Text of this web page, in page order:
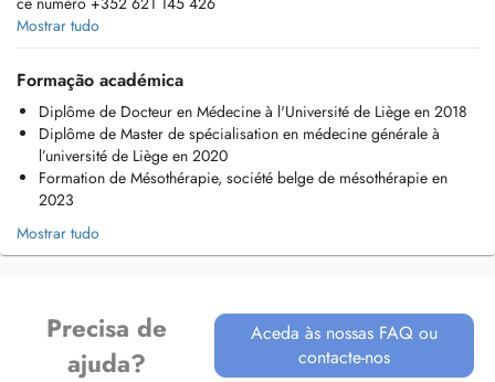
- Consultation de suivi des maladies chroniques
- Consultations pédiatriques
- Petite chirurgie: réalisation d'actes chirurgicaux simples au cabinet
(ex: sutures, retrait de petites lésions cutanées)
- Dermoscopie: dépistage et surveillance des grains de beauté
Mostrar tudo
Formação académica
Diplôme de Docteur en Médecine à l'Université de Liège en 2018
Diplôme de Master de spécialisation en médecine générale à
l’université de Liège en 2020
Formation de Mésothérapie, société belge de mésothérapie en
2023
Mostrar tudo
Precisa de
ajuda?
Aceda às nossas FAQ ou
contacte-nos